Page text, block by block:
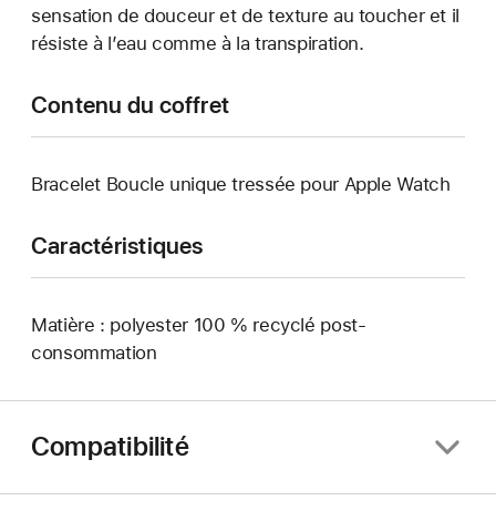
sensation de douceur et de texture au toucher et il
résiste à l’eau comme à la transpiration.
Contenu du coffret
Bracelet Boucle unique tressée pour Apple Watch
Caractéristiques
Matière : polyester 100 % recyclé post-
consommation
Compatibilité